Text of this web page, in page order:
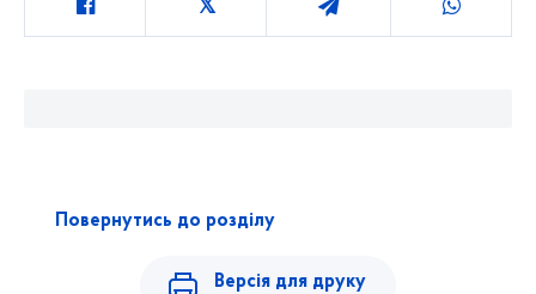
Повернутись до розділу
Версія для друку